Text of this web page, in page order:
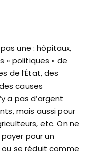
une : hôpitaux,
« politiques » de
de l’État, des
causes
a pas d’argent
mais aussi pour
etc. On ne
pour un
se réduit comme